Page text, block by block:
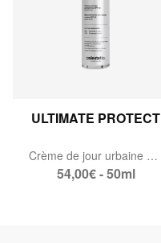
ULTIMATE PROTECT
Crème de jour urbaine SPF 30
54,00€ - 50ml